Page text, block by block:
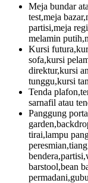
Meja bundar
test,meja
partisi,meja
melamin
Kursi
sofa,kursi
direktur,kursi
tunggu,kursi
Tenda
sarnafil atau
Panggung
tirai,lampu
barstool,bean